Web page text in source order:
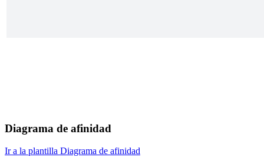
Diagrama de afinidad
Ir a la plantilla Diagrama de afinidad